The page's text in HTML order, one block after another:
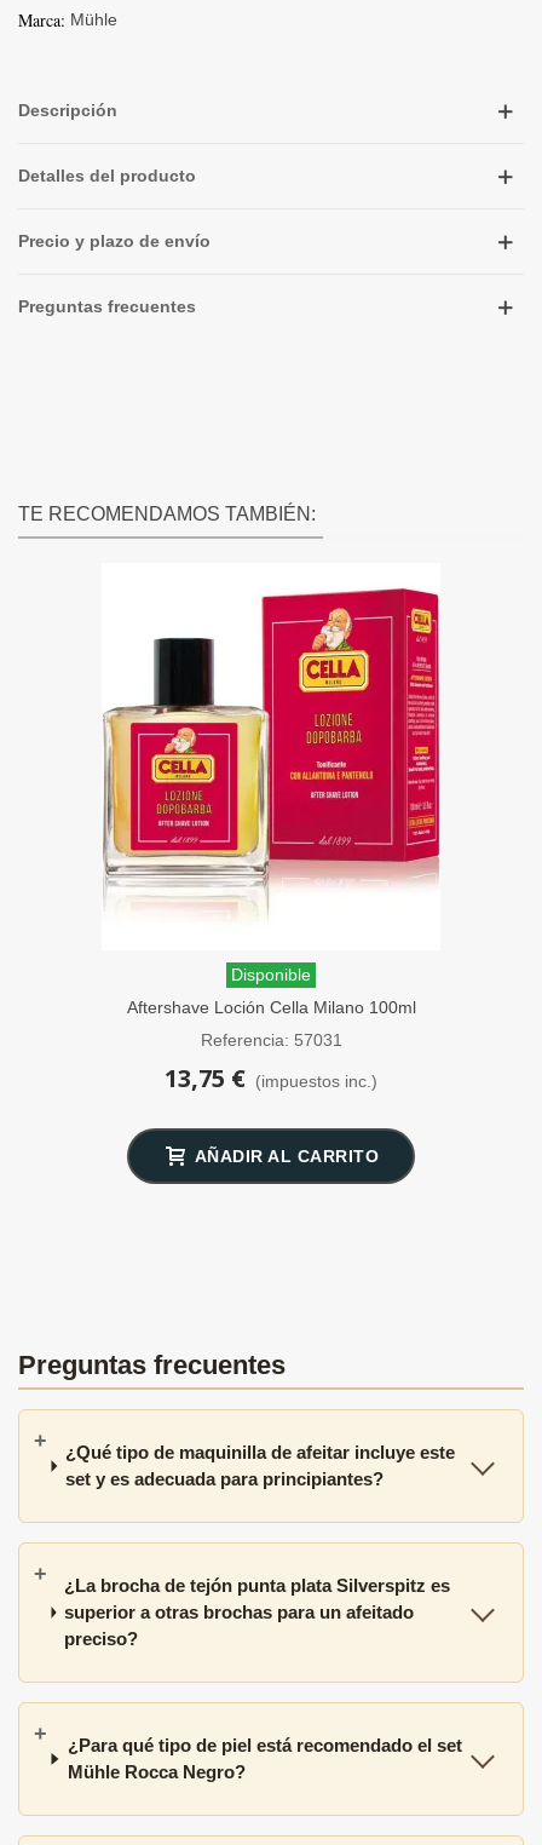
Marca: Mühle
Descripción
Detalles del producto
Precio y plazo de envío
Preguntas frecuentes
TE RECOMENDAMOS TAMBIÉN:
Disponible
Aftershave Loción Cella Milano 100ml
Referencia: 57031
13,75 € (impuestos inc.)
AÑADIR AL CARRITO
Preguntas frecuentes
¿Qué tipo de maquinilla de afeitar incluye este
set y es adecuada para principiantes?
¿La brocha de tejón punta plata Silverspitz es
superior a otras brochas para un afeitado
preciso?
¿Para qué tipo de piel está recomendado el set
Mühle Rocca Negro?